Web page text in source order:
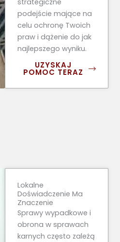
podejście mające na
celu ochronę Twoich
praw i dążenie do jak
najlepszego wyniku.
UZYSKAJ
POMOC TERAZ
Lokalne
Doświadczenie Ma
Znaczenie
Sprawy wypadkowe i
obrona w sprawach
karnych często zależą